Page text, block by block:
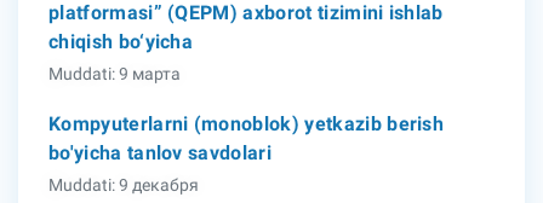
platformasi” (QEPM) axborot tizimini ishlab
chiqish bo‘yicha
Muddati: 9 марта
Kompyuterlarni (monoblok) yetkazib berish
bo'yicha tanlov savdolari
Muddati: 9 декабря